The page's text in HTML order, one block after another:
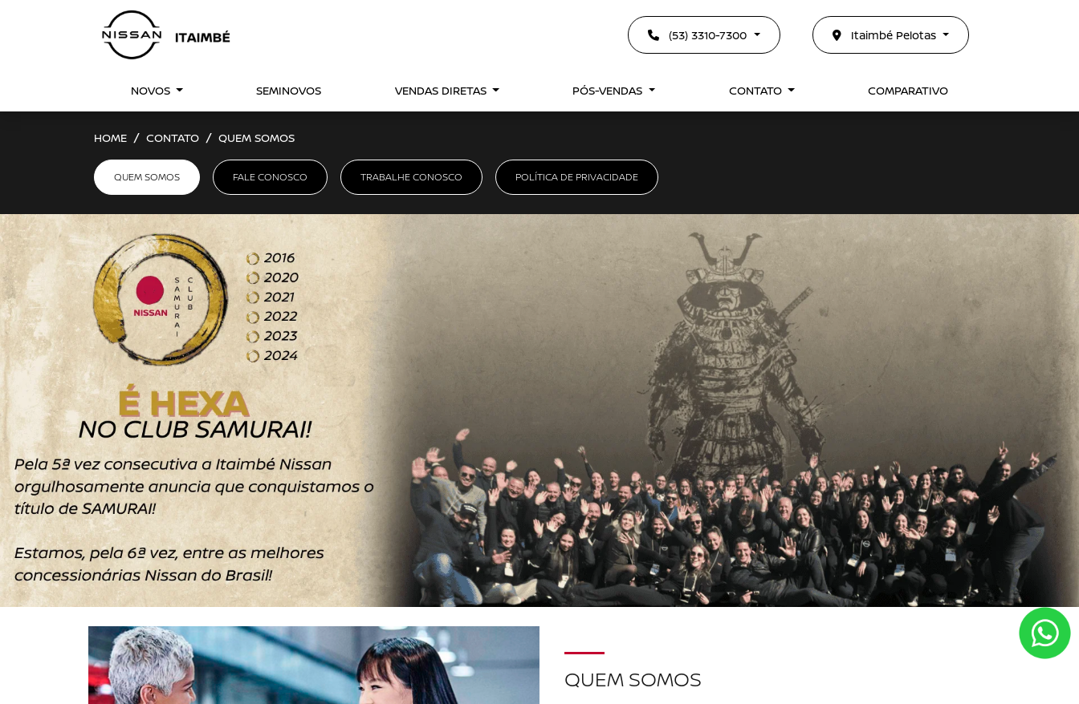
(53) 3310-7300 Itaimbé Pelotas
NOVOS SEMINOVOS VENDAS DIRETAS PÓS-VENDAS CONTATO COMPARATIVO
HOME CONTATO QUEM SOMOS
QUEM SOMOS FALE CONOSCO TRABALHE CONOSCO POLÍTICA DE PRIVACIDADE
QUEM SOMOS